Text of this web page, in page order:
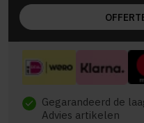
check Gegarandeerd de
Advies artikelen